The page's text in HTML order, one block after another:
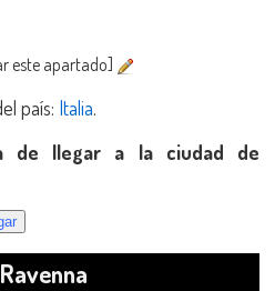
este apartado]
país: Italia.
de llegar a la ciudad de